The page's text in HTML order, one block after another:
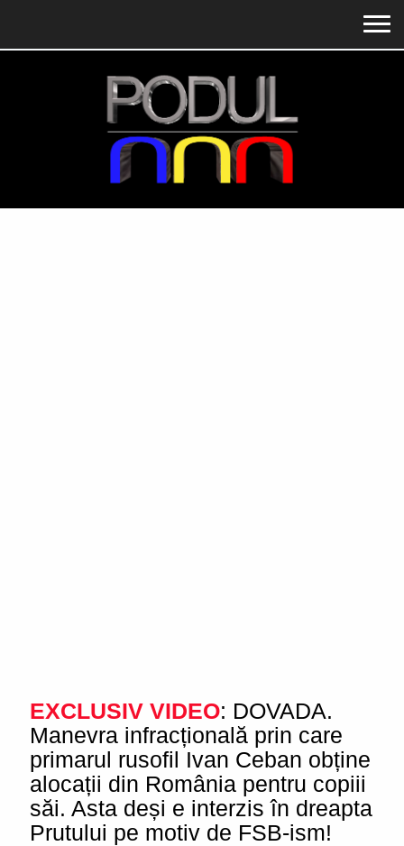
EXCLUSIV VIDEO: DOVADA.
Manevra infracțională prin care
primarul rusofil Ivan Ceban obține
alocații din România pentru copiii
săi. Asta deși e interzis în dreapta
Prutului pe motiv de FSB-ism!